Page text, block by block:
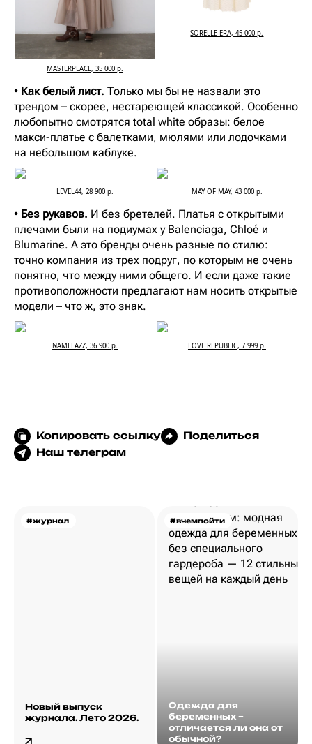
MASTERPEACE, 35 000 р.
SORELLE ERA, 45 000 р.
• Как белый лист. Только мы бы не назвали это
трендом – скорее, нестареющей классикой. Особенно
любопытно смотрятся total white образы: белое
макси-платье с балетками, мюлями или лодочками
на небольшом каблуке.
LEVEL44, 28 900 р. MAY OF MAY, 43 000 р.
• Без рукавов. И без бретелей. Платья с открытыми
плечами были на подиумах у Balenciaga, Chloé и
Blumarine. А это бренды очень разные по стилю:
точно компания из трех подруг, по которым не очень
понятно, что между ними общего. И если даже такие
противоположности предлагают нам носить открытые
модели – что ж, это знак.
NAMELAZZ, 36 900 р. LOVE REPUBLIC, 7 999 р.
Копировать ссылку
Поделиться
Наш телеграм
#журнал
Новый выпуск
журнала. Лето 2026.
#вчемпойти
Одежда для
беременных –
отличается ли она от
обычной?